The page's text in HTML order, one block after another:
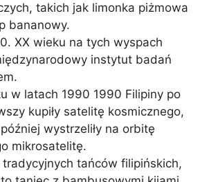
takich jak limonka piżmowa
bananowy.
XX wieku na tych wyspach
instytut badań
w latach 1990 1990 Filipiny po
kupiły satelitę kosmicznego,
wystrzeliły na orbitę
mikrosatelitę.
tańców filipińskich,